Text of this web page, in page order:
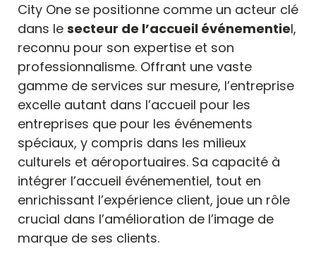
City One se positionne comme un acteur clé
dans le secteur de l’accueil événementiel,
reconnu pour son expertise et son
professionnalisme. Offrant une vaste
gamme de services sur mesure, l’entreprise
excelle autant dans l’accueil pour les
entreprises que pour les événements
spéciaux, y compris dans les milieux
culturels et aéroportuaires. Sa capacité à
intégrer l’accueil événementiel, tout en
enrichissant l’expérience client, joue un rôle
crucial dans l’amélioration de l’image de
marque de ses clients.